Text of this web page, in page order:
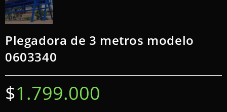
Plegadora de 3 metros modelo
0603340
$1.799.000